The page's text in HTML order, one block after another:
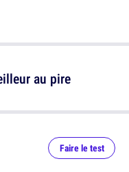
au pire
Faire le test